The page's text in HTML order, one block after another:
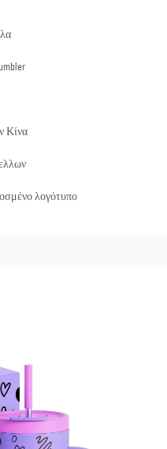
Κίνα
λογότυπο